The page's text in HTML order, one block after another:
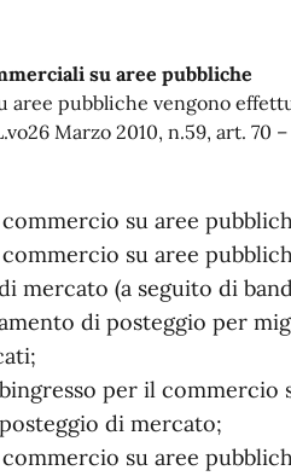
su aree pubbliche
aree pubbliche vengono
Marzo 2010, n.59, art.
su aree
su aree
mercato (a seguito di
di posteggio per
per il commercio
di mercato;
su aree